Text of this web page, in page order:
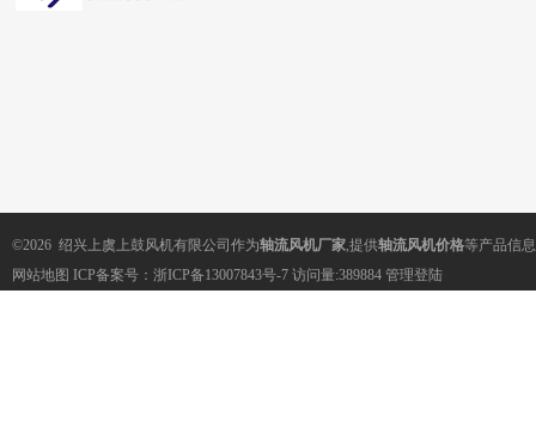
©2026 绍兴上虞上鼓风机有限公司作为轴流风机厂家,提供轴流风机价格等产品信
网站地图 ICP备案号： 浙ICP备13007843号-7 访问量:389884 管理登陆